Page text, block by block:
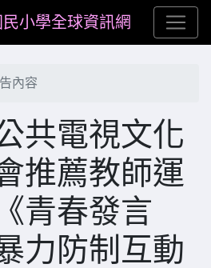
小學全球資訊網
內容
共電視文化
推薦教師運
青春發言
力防制互動